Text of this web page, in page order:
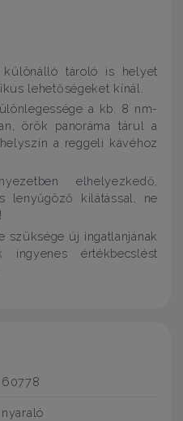
tároló is helyet
lehetőségeket kínál.
a kb. 8 nm-
örök panoráma tárul a
a reggeli kávéhoz
elhelyezkedő,
lenyűgöző kilátással, ne
szüksége új ingatlanjának
ingyenes értékbecslést
60778
nyaraló